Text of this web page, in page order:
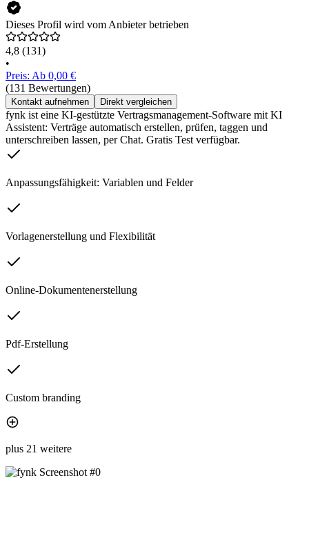
Dieses Profil wird vom Anbieter betrieben
4,8 (131)
•
Preis: Ab 0,00 €
(131 Bewertungen)
Kontakt aufnehmen Direkt vergleichen
fynk ist eine KI-gestützte Vertragsmanagement-Software mit KI
Assistent: Verträge automatisch erstellen, prüfen, taggen und
unterschreiben lassen, per Chat. Gratis Test verfügbar.
Anpassungsfähigkeit: Variablen und Felder
Vorlagenerstellung und Flexibilität
Online-Dokumentenerstellung
Pdf-Erstellung
Custom branding
plus 21 weitere